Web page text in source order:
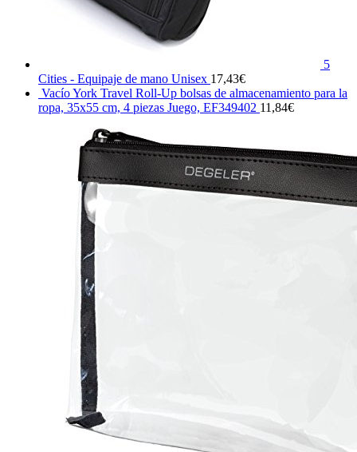
5
Cities - Equipaje de mano Unisex 17,43€
Vacío York Travel Roll-Up bolsas de almacenamiento para la
ropa, 35x55 cm, 4 piezas Juego, EF349402 11,84€